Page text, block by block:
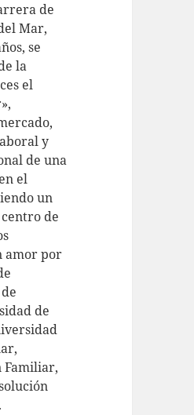
de
Mar,
se
la
el
y
de una
el
un
de
amor por
de
Familiar,